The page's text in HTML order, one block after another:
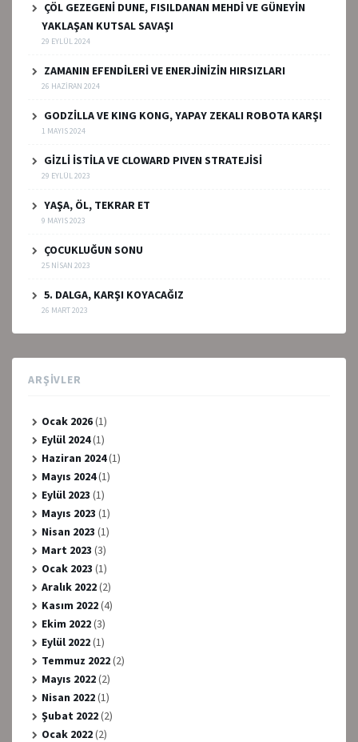
ÇÖL GEZEGENİ DUNE, FISILDANAN MEHDİ VE GÜNEYİN
YAKLAŞAN KUTSAL SAVAŞI
29 EYLÜL 2024
ZAMANIN EFENDİLERİ VE ENERJİNİZİN HIRSIZLARI
26 HAZIRAN 2024
GODZİLLA VE KING KONG, YAPAY ZEKALI ROBOTA KARŞI
1 MAYIS 2024
GİZLİ İSTİLA VE CLOWARD PIVEN STRATEJİSİ
29 EYLÜL 2023
YAŞA, ÖL, TEKRAR ET
9 MAYIS 2023
ÇOCUKLUĞUN SONU
25 NISAN 2023
5. DALGA, KARŞI KOYACAĞIZ
26 MART 2023
ARŞIVLER
Ocak 2026(1)
Eylül 2024(1)
Haziran 2024(1)
Mayıs 2024(1)
Eylül 2023 (1)
Mayıs 2023 (1)
Nisan 2023 (1)
Mart 2023 (3)
Ocak 2023 (1)
Aralık 2022(2)
Kasım 2022(4)
Ekim 2022(3)
Eylül 2022(1)
Temmuz 2022(2)
Mayıs 2022(2)
Nisan 2022(1)
Şubat 2022(2)
Ocak 2022(2)